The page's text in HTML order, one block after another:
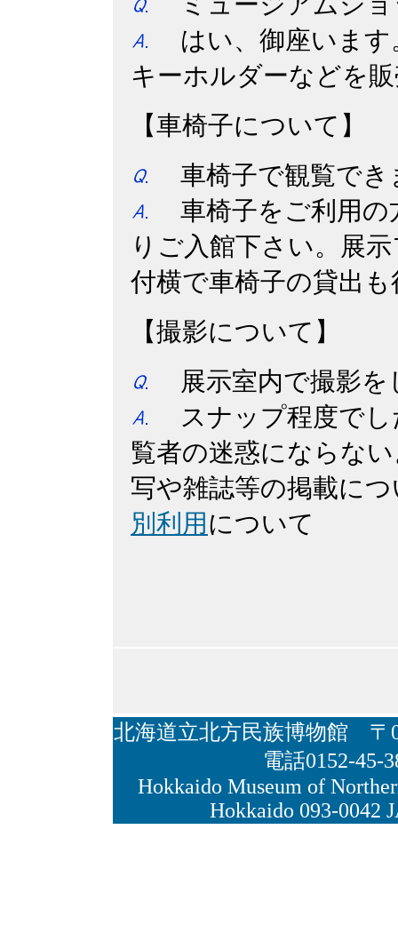
はい、御座いま
キーホルダーなどを
【車椅子について】
車椅子で観覧でき
車椅子をご利用
りご入館下さい。展
付横で車椅子の貸出
【撮影について】
展示室内で撮影
スナップ程度で
覧者の迷惑にならな
写や雑誌等の掲載に
別利用 について
北海道立北方民族博物館
電話0152-45-
Hokkaido Museum of
Hokkaido 093-0042